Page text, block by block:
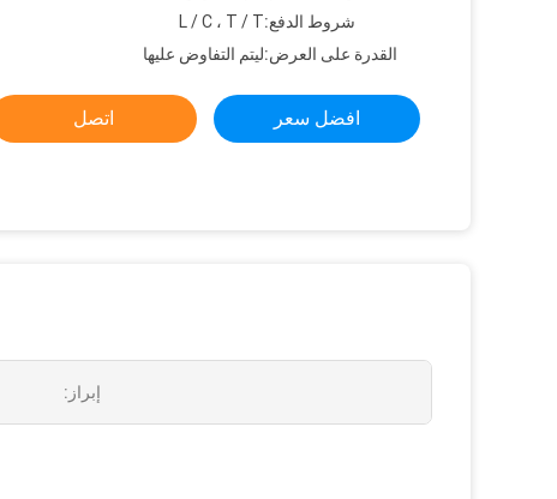
شروط الدفع:L / C ، T / T
القدرة على العرض:ليتم التفاوض عليها
افضل سعر اتصل
إبراز: